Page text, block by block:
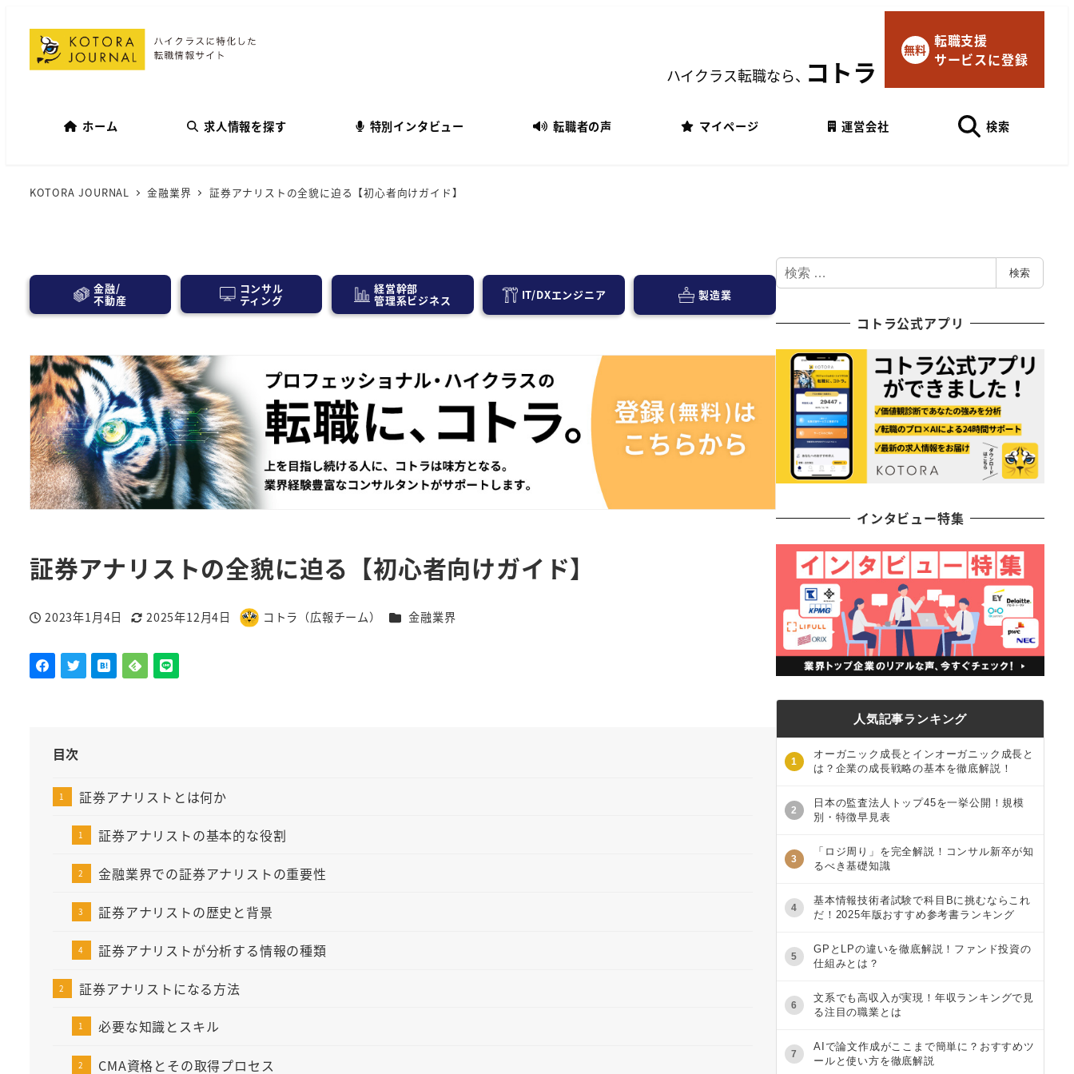
マイページにログイン
ハイクラス転職なら、コトラ
無料 転職支援
サービスに登録
ホーム 求人情報を探す 特別インタビュー 転職者の声 マイページ 運営会社 検索
KOTORA JOURNAL 金融業界 証券アナリストの全貌に迫る【初心者向けガイド】
金融/
不動産
コンサル
ティング
経営幹部
管理系ビジネス IT/DXエンジニア 製造業
証券アナリストの全貌に迫る【初心者向けガイド】
投稿日
2023年1月4日
更新日
2025年12月4日
著
コトラ（広報チーム） カテゴリー
金融業界
目次
証券アナリストとは何か
証券アナリストの基本的な役割
金融業界での証券アナリストの重要性
証券アナリストの歴史と背景
証券アナリストが分析する情報の種類
証券アナリストになる方法
必要な知識とスキル
CMA資格とその取得プロセス
検
索
検索
コトラ公式アプリ
インタビュー特集
人気記事ランキング
1
オーガニック成長とインオーガニック成長と
は？企業の成長戦略の基本を徹底解説！
2
日本の監査法人トップ45を一挙公開！規模
別・特徴早見表
3
「ロジ周り」を完全解説！コンサル新卒が知
るべき基礎知識
4
基本情報技術者試験で科目Bに挑むならこれ
だ！2025年版おすすめ参考書ランキング
5
GPとLPの違いを徹底解説！ファンド投資の
仕組みとは？
6
文系でも高収入が実現！年収ランキングで見
る注目の職業とは
7
AIで論文作成がここまで簡単に？おすすめツ
ールと使い方を徹底解説